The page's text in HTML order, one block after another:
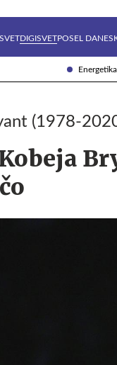
DIGISVETPOSEL DANES
(1978-